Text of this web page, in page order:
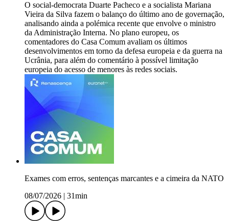
O social-democrata Duarte Pacheco e a socialista Mariana
Vieira da Silva fazem o balanço do último ano de governação,
analisando ainda a polémica recente que envolve o ministro
da Administração Interna. No plano europeu, os
comentadores do Casa Comum avaliam os últimos
desenvolvimentos em torno da defesa europeia e da guerra na
Ucrânia, para além do comentário à possível limitação
europeia do acesso de menores às redes sociais.
Exames com erros, sentenças marcantes e a cimeira da NATO
08/07/2026
31min